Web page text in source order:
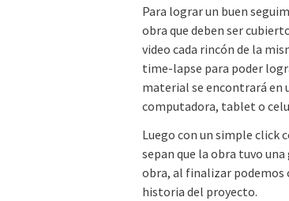
Para lograr un buen
obra que deben ser
video cada rincón de la
time-lapse para poder
material se encontrará en
computadora, tablet o
Luego con un simple click
sepan que la obra tuvo
obra, al finalizar podemos
historia del proyecto.